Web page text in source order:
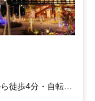
徒歩4分・自転車